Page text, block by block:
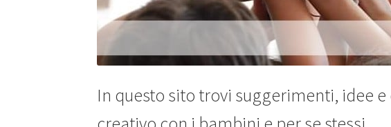
In questo sito trovi suggerimenti, idee